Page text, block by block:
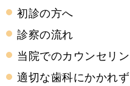
初診の方へ
診察の流れ
当院でのカウンセリ
適切な歯科にかかれ